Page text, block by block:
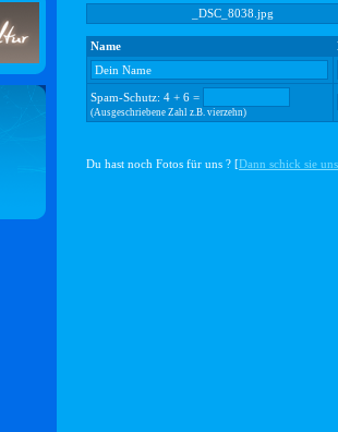
_DSC_8038.jpg
Name
Spam-Schutz: 4 + 6 =
(Ausgeschriebene Zahl z.B. vierzehn)
Du hast noch Fotos für uns ? [Dann schick sie uns